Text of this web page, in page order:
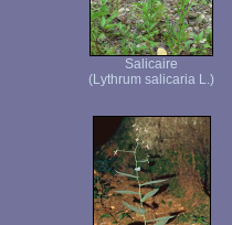
Salicaire
(Lythrum salicaria L.)